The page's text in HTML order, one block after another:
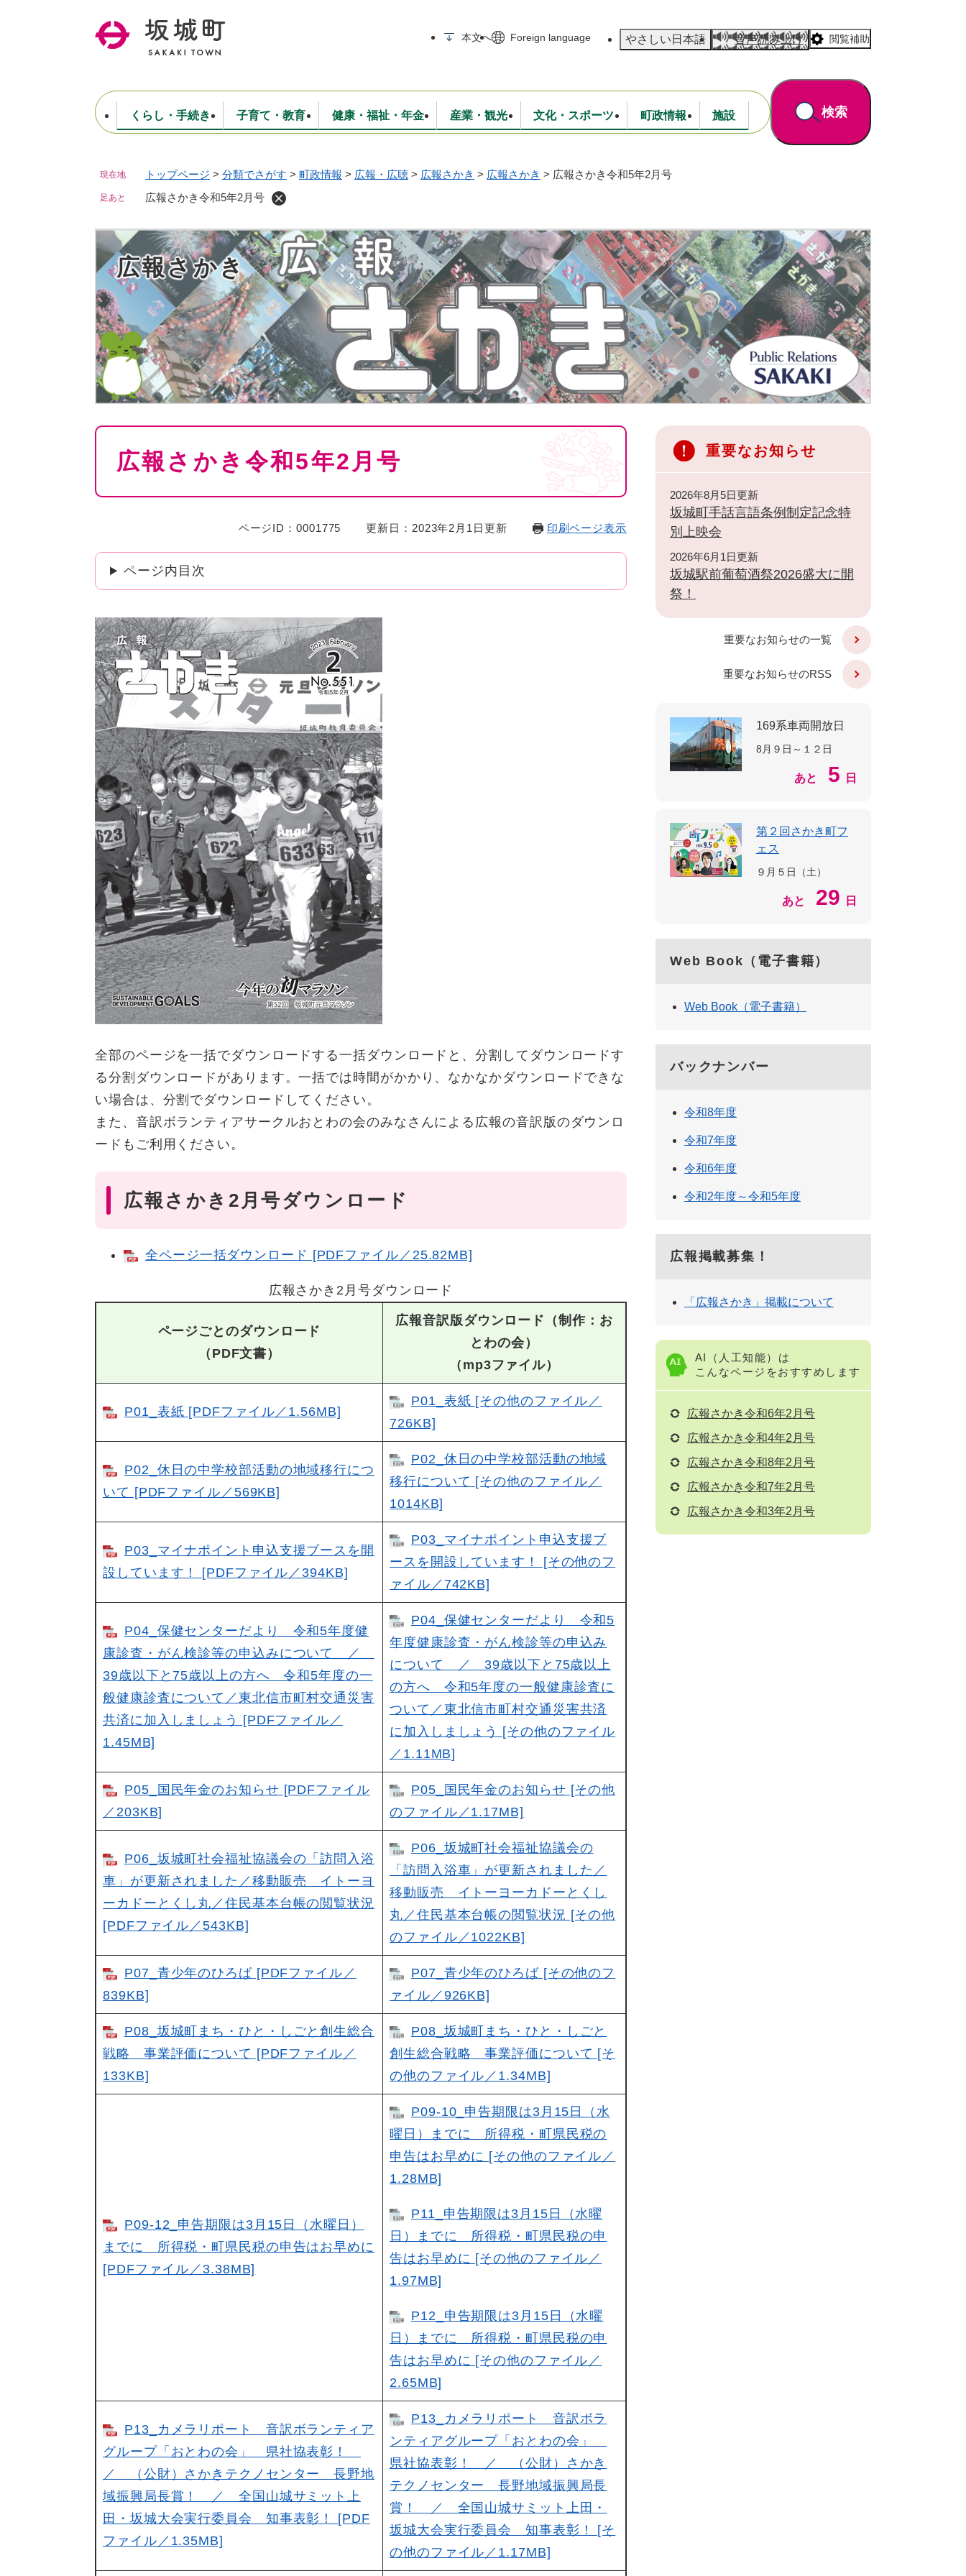
本文へ Foreign language やさしい日本語 音声読み上げ 閲覧補助
くらし・手続き
住民票・戸籍・証明 防災・行政無線 消防・救急 生活環境
道路・公園
税金
ごみ・環境・衛生
子育て・教育
妊娠・出産・子育て 保育 学校・教育
健康・福祉・年金
健康・医療 福祉 保険・年金
産業・観光
商工業 農林業 入札・契約 観光・特産
文化・スポーツ
生涯学習・スポーツ 文化
町政情報
ようこそ町長室へ 坂城町について 統計情報 広報・広聴
財政
人事・採用・職員
選挙
施設
公共施設
検索
現在地 トップページ > 分類でさがす > 町政情報 > 広報・広聴 > 広報さかき > 広報さかき > 広報さかき令和5年2月号
足あと 広報さかき令和5年2月号
広報さかき
本
広報さかき令和5年2月号
ページID：0001775 更新日：2023年2月1日更新 印刷ページ表示
ページ内目次
全部のページを一括でダウンロードする一括ダウンロードと、分割してダウンロードす
る分割ダウンロードがあります。一括では時間がかかり、なかなかダウンロードできな
い場合は、分割でダウンロードしてください。
また、音訳ボランティアサークルおとわの会のみなさんによる広報の音訳版のダウンロ
ードもご利用ください。
広報さかき2月号ダウンロード
全ページ一括ダウンロード [PDFファイル／25.82MB]
広報さかき2月号ダウンロード
ページごとのダウンロード
（PDF文書）
広報音訳版ダウンロード（制作：お
とわの会）
（mp3ファイル）
P01_表紙 [PDFファイル／1.56MB]
P01_表紙 [その他のファイル／
726KB]
P02_休日の中学校部活動の地域移行につ
いて [PDFファイル／569KB]
P02_休日の中学校部活動の地域
移行について [その他のファイル／
1014KB]
P03_マイナポイント申込支援ブースを開
設しています！ [PDFファイル／394KB]
P03_マイナポイント申込支援ブ
ースを開設しています！ [その他のフ
ァイル／742KB]
P04_保健センターだより 令和5年度健
康診査・がん検診等の申込みについて ／
39歳以下と75歳以上の方へ 令和5年度の一
般健康診査について／東北信市町村交通災害
共済に加入しましょう [PDFファイル／
1.45MB]
P04_保健センターだより 令和5
年度健康診査・がん検診等の申込み
について ／ 39歳以下と75歳以上
の方へ 令和5年度の一般健康診査に
ついて／東北信市町村交通災害共済
に加入しましょう [その他のファイル
／1.11MB]
P05_国民年金のお知らせ [PDFファイル
／203KB]
P05_国民年金のお知らせ [その他
のファイル／1.17MB]
P06_坂城町社会福祉協議会の「訪問入浴
車」が更新されました／移動販売 イトーヨ
ーカドーとくし丸／住民基本台帳の閲覧状況
[PDFファイル／543KB]
P06_坂城町社会福祉協議会の
「訪問入浴車」が更新されました／
移動販売 イトーヨーカドーとくし
丸／住民基本台帳の閲覧状況 [その他
のファイル／1022KB]
P07_青少年のひろば [PDFファイル／
839KB]
P07_青少年のひろば [その他のフ
ァイル／926KB]
P08_坂城町まち・ひと・しごと創生総合
戦略 事業評価について [PDFファイル／
133KB]
P08_坂城町まち・ひと・しごと
創生総合戦略 事業評価について [そ
の他のファイル／1.34MB]
P09-12_申告期限は3月15日（水曜日）
までに 所得税・町県民税の申告はお早めに
[PDFファイル／3.38MB]
P09-10_申告期限は3月15日（水
曜日）までに 所得税・町県民税の
申告はお早めに [その他のファイル／
1.28MB]
P11_申告期限は3月15日（水曜
日）までに 所得税・町県民税の申
告はお早めに [その他のファイル／
1.97MB]
P12_申告期限は3月15日（水曜
日）までに 所得税・町県民税の申
告はお早めに [その他のファイル／
2.65MB]
P13_カメラリポート 音訳ボランティア
グループ「おとわの会」 県社協表彰！
／ （公財）さかきテクノセンター 長野地
域振興局長賞！ ／ 全国山城サミット上
田・坂城大会実行委員会 知事表彰！ [PDF
ファイル／1.35MB]
P13_カメラリポート 音訳ボラ
ンティアグループ「おとわの会」
県社協表彰！ ／ （公財）さかき
テクノセンター 長野地域振興局長
賞！ ／ 全国山城サミット上田・
坂城大会実行委員会 知事表彰！ [そ
の他のファイル／1.17MB]
重要なお知らせ
2026年8月5日更新
坂城町手話言語条例制定記念特
別上映会
2026年6月1日更新
坂城駅前葡萄酒祭2026盛大に開
祭！
重要なお知らせの一覧
重要なお知らせのRSS
169系車両開放日
8月９日～１２日
あと 5 日
第２回さかき町フ
ェス
９月５日（土）
あと 29 日
Web Book（電子書籍）
Web Book（電子書籍）
バックナンバー
令和8年度
令和7年度
令和6年度
令和2年度～令和5年度
広報掲載募集！
「広報さかき」掲載について
AI（人工知能）は
こんなページをおすすめします
広報さかき令和6年2月号
広報さかき令和4年2月号
広報さかき令和8年2月号
広報さかき令和7年2月号
広報さかき令和3年2月号